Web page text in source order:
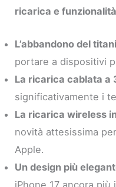
ricarica e
L’abbandono del
portare a dispositivi
La ricarica cablata a
significativamente i
La ricarica wireless
novità attesissima
Apple.
Un design più